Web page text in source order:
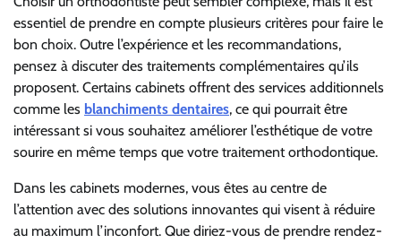
essentiel de prendre en compte plusieurs critères pour faire le
bon choix. Outre l’expérience et les recommandations,
pensez à discuter des traitements complémentaires qu’ils
proposent. Certains cabinets offrent des services additionnels
comme les blanchiments dentaires, ce qui pourrait être
intéressant si vous souhaitez améliorer l’esthétique de votre
sourire en même temps que votre traitement orthodontique.
Dans les cabinets modernes, vous êtes au centre de
l’attention avec des solutions innovantes qui visent à réduire
au maximum l’inconfort. Que diriez-vous de prendre rendez-